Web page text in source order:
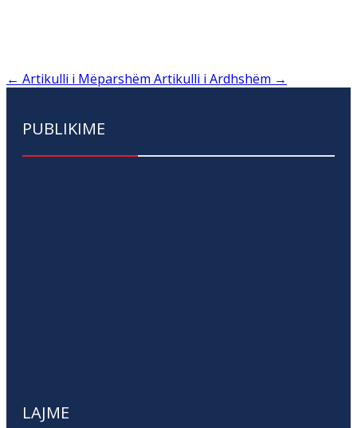
← Artikulli i Mëparshëm Artikulli i Ardhshëm →
PUBLIKIME
LAJME